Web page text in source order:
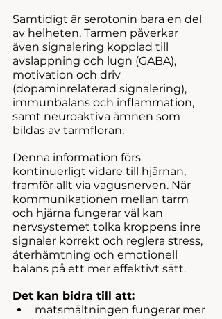
Samtidigt är serotonin bara en del
av helheten. Tarmen påverkar
även signalering kopplad till
avslappning och lugn (GABA),
motivation och driv
(dopaminrelaterad signalering),
immunbalans och inflammation,
samt neuroaktiva ämnen som
bildas av tarmfloran.
Denna information förs
kontinuerligt vidare till hjärnan,
framför allt via vagusnerven. När
kommunikationen mellan tarm
och hjärna fungerar väl kan
nervsystemet tolka kroppens inre
signaler korrekt och reglera stress,
återhämtning och emotionell
balans på ett mer effektivt sätt.
Det kan bidra till att:
matsmältningen fungerar mer